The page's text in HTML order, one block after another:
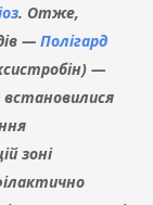
. Отже,
— Полігард
—
встановилися
зоні